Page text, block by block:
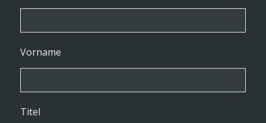
Vorname
Titel